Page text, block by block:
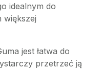
idealnym do
większej
jest łatwa do
przetrzeć ją